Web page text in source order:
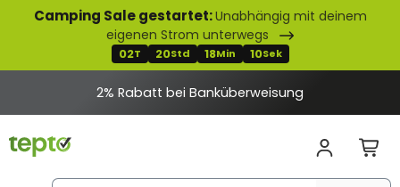
springen
Camping Sale gestartet:Unabhängig mit deinem
eigenen Strom unterwegs
02T 20Std 18Min 09Sek
2% Rabatt bei Banküberweisung